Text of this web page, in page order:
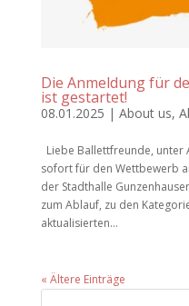
Die Anmeldung für
ist gestartet!
08.01.2025 | About us,
Liebe Ballettfreunde, unter
sofort für den Wettbewerb
der Stadthalle
zum Ablauf, zu den
aktualisierten...
« Ältere Einträge